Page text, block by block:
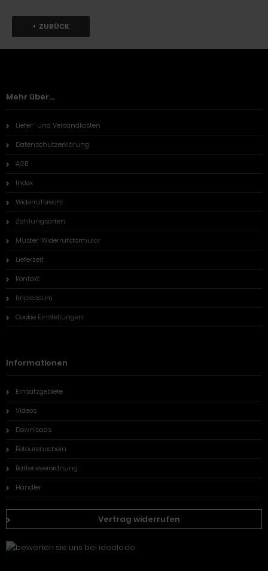
ZURÜCK
Mehr über...
Liefer- und Versandkosten
Datenschutzerklärung
AGB
Index
Widerrufsrecht
Zahlungsarten
Muster-Widerrufsformular
Lieferzeit
Kontakt
Impressum
Cookie Einstellungen
Informationen
Einsatzgebiete
Videos
Downloads
Retourenschein
Batterieverordnung
Händler
Vertrag widerrufen